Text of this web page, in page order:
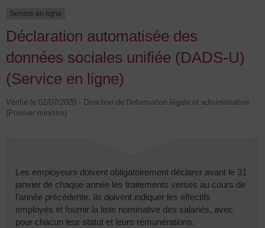
Service en ligne
Déclaration automatisée des
données sociales unifiée (DADS-U)
(Service en ligne)
Vérifié le 02/07/2020 - Direction de l'information légale et administrative
(Premier ministre)
Les employeurs doivent obligatoirement déclarer avant le 31
janvier de chaque année les traitements versés au cours de
l'année précédente. Ils doivent indiquer les effectifs
employés et fournir la liste nominative des salariés, avec
pour chacun leur statut et leurs rémunérations.